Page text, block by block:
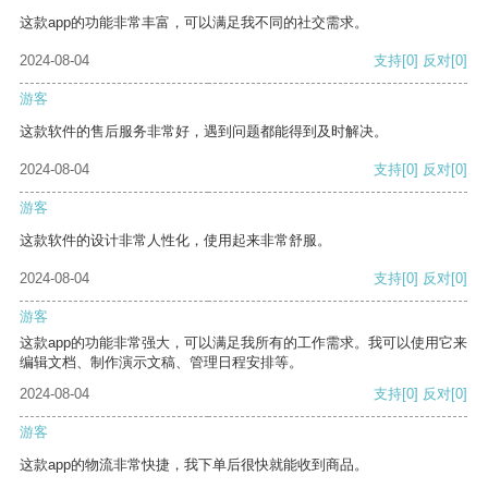
这款app的功能非常丰富，可以满足我不同的社交需求。
2024-08-04 支持[0] 反对[0]
游客
这款软件的售后服务非常好，遇到问题都能得到及时解决。
2024-08-04 支持[0] 反对[0]
游客
这款软件的设计非常人性化，使用起来非常舒服。
2024-08-04 支持[0] 反对[0]
游客
这款app的功能非常强大，可以满足我所有的工作需求。我可以使用它来
编辑文档、制作演示文稿、管理日程安排等。
2024-08-04
支持[0] 反对[0]
游客
这款app的物流非常快捷，我下单后很快就能收到商品。